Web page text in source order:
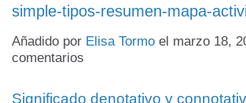
simple-tipos-resumen-mapa-
Añadido por Elisa Tormo el marzo 18,
comentarios
Significado denotativo y